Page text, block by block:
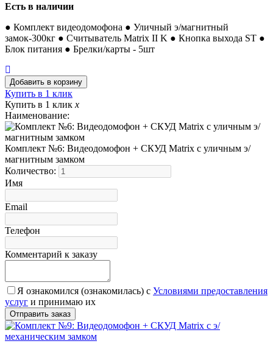
Есть в наличии
● Комплект видеодомофона ● Уличный э/магнитный
замок-300кг ● Считыватель Matrix II K ● Кнопка выхода ST ●
Блок питания ● Брелки/карты - 5шт
Купить в 1 клик
Купить в 1 клик x
Наименование:
Комплект №6: Видеодомофон + СКУД Matrix с уличным э/
магнитным замком
Количество:
Имя
Email
Телефон
Комментарий к заказу
Я ознакомился (ознакомилась) с Условиями предоставления
услуг и принимаю их